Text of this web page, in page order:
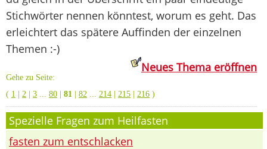
Stichwörter nennen könntest, worum es geht. Das
erleichtert das spätere Auffinden der einzelnen
Themen :-)
Neues Thema eröffnen
Gehe zu Seite:
( 1 2 3 80 81 82 214 215 216 )
Spezielle Fragen zum Heilfasten
fasten zum entschlacken